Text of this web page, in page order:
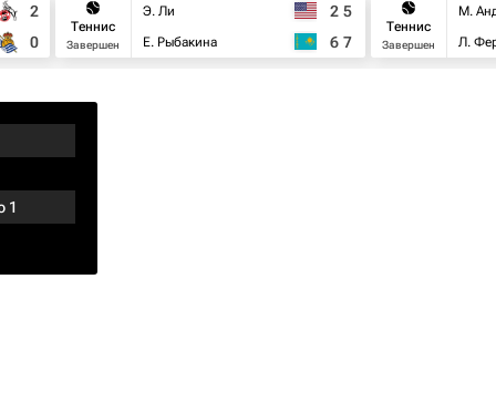
2
0
Теннис
Завершен
Э. Ли
Е. Рыбакина
2 5
6 7
Теннис
Завершен
М.
Л.
1